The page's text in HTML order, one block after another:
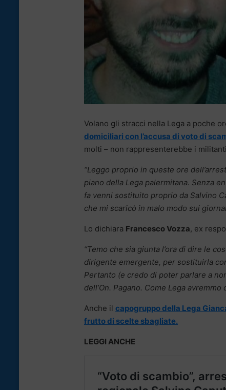
Volano gli stracci nella Lega a poche
domiciliari con l’accusa di voto di
molti – non rappresenterebbe i
“Leggo proprio in queste ore
piano della Lega palermitana. Senza
fa venni sostituito proprio da Salvino
che mi scaricò in malo modo sui
Lo dichiara Francesco Vozza, ex
“Temo che sia giunta l’ora di dire le
dirigente emergente, per sostituirla
Pertanto (e credo di poter parlare a
dell’On. Pagano. Come Lega
Anche il capogruppo della Lega
frutto di scelte sbagliate.
LEGGI ANCHE